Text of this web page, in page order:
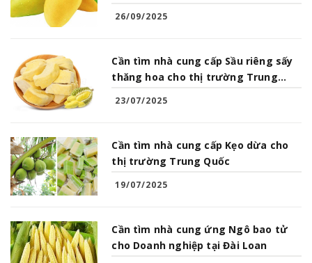
26/09/2025
Cần tìm nhà cung cấp Sầu riêng sấy
thăng hoa cho thị trường Trung
23/07/2025
Cần tìm nhà cung cấp Kẹo dừa cho
thị trường Trung Quốc
19/07/2025
Cần tìm nhà cung ứng Ngô bao tử
cho Doanh nghiệp tại Đài Loan